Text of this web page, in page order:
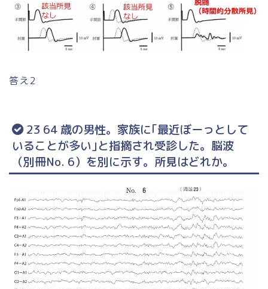
答え2
23 64 歳の男性。家族に｢最近ぼーっとして
いることが多い｣と指摘され受診した。脳波
（別冊No. 6）を別に示す。所見はどれか。